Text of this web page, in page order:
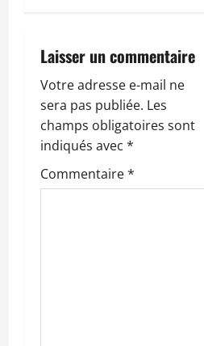
t
i
o
n
d
Laisser un commentaire
Votre adresse e-mail ne
sera pas publiée. Les
champs obligatoires sont
indiqués avec *
Commentaire*